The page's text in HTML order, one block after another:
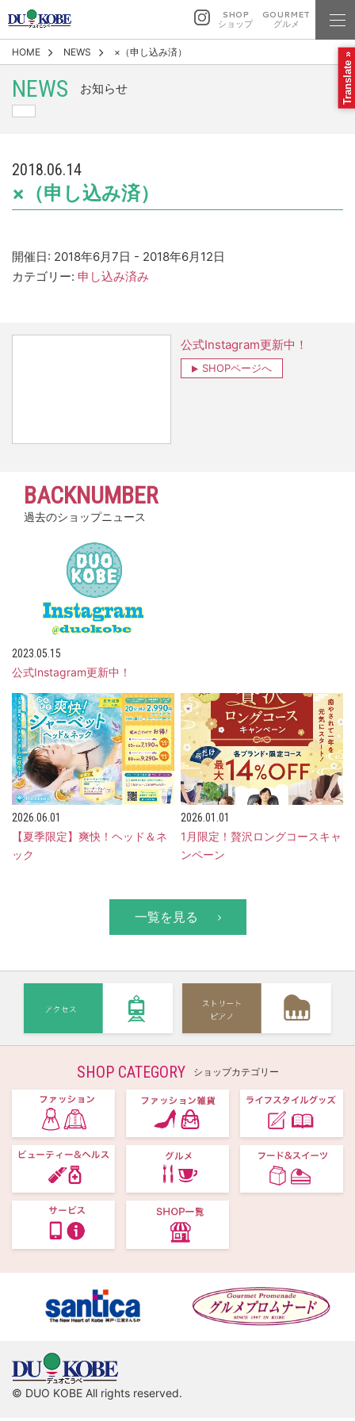
SHOP
ショップ
GOURMET
グルメ
HOME NEWS ×（申し込み済）
NEWS お知らせ
2018.06.14
×（申し込み済）
開催日: 2018年6月7日 - 2018年6月12日
カテゴリー: 申し込み済み
公式Instagram更新中！
SHOPページへ
BACKNUMBER
過去のショップニュース
2023.05.15
公式Instagram更新中！
2026.06.01
【夏季限定】爽快！ヘッド＆ネ
ック
2026.01.01
1月限定！贅沢ロングコースキャ
ンペーン
一覧を見る
SHOP CATEGORY ショップカテゴリー
© DUO KOBE All rights reserved.
Translate »